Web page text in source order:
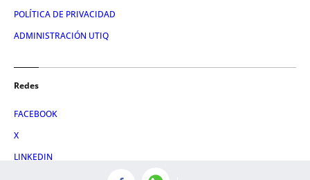
POLÍTICA DE PRIVACIDAD
ADMINISTRACIÓN UTIQ
Redes
FACEBOOK
X
LINKEDIN